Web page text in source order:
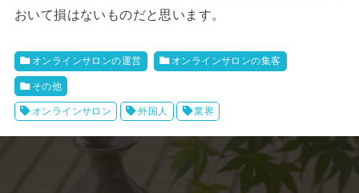
おいて損はないものだと思います。
オンラインサロンの運営 オンラインサロンの集客
その他
オンラインサロン 外国人 業界